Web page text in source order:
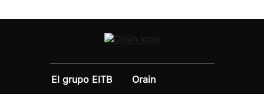
El grupo EITB
Orain